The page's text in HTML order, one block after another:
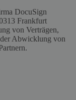
DocuSign
Frankfurt
von Verträgen,
der Abwicklung von